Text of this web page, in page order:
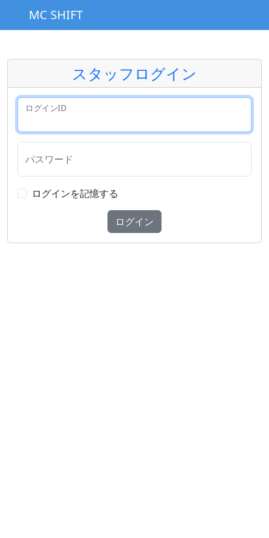
MC SHIFT
スタッフログイン
ログインID
パスワード
ログインを記憶する